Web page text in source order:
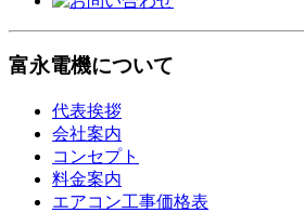
富永電機について
代表挨拶
会社案内
コンセプト
料金案内
エアコン工事価格表